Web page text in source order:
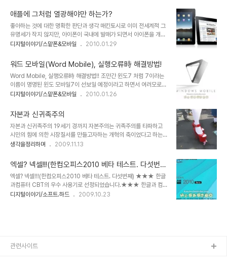
가 이방인과 패스트에서 역설하듯.....
concept demo"라는 제목으로 타블렛 컨셉 동영상을 공개하였습
니다. ▲ Google's tablet UI concept demo 조용히 공개가 되
었음에도 이미 조회수가 6만 건에 육박하고 있으니... 만일 애플처럼
공식화하고 언론플레이를 했다면 어떠했을까라는 생각도 문득 듭니
다. 물론 아이팻은 거의 완성된 상태고 구글이 공개한 것은 컨셉 수준
쨌든, 공..
애플에 그처럼 열광해야만 하는가?
좋아하는 것에 대한 명확한 판단과 생각 매킨토시로 이미 전세계적 그
유명세가 작지 않지만, 아이폰이 국내에 발매가 되면서 아이폰을 개발
하여 판매하는 기업 애플에 대한 관심 또한 더욱 높아졌습니다. 더우기
그 관심은 더욱 확대될 것은 예정된 사실이기도 합니다. ▲ 2010년 1
월 28일 공개된 애플의 타블렛 iPad 하지만, 좋다라고 하는 관심에
있어서 스스로 생각하고 여과된 판단이 아니라 분위기에 휩싸여 무조
건적으로 받아들이고 있는 것은 아닌가 하는 생각이 들기도 합니다. 이
에 대하여 언젠가 모튜님께서 쓰셨던 아이폰에 대한 포스트에서나 꼬
을 쓰고자 했었데, 마침 글을 ..
디지털이야기/스맡폰&모바일 2010.01.29
워드 모바일(Word Mobile), 실행오류時 해결방법!
Word Mobile, 실행오류時 해결방법!! 조만간 윈도7 처럼 7이라는
이름이 명명된 윈도 모바일7이 선보일 예정이라고 하면서 여러모로
개선된 모습일 것임을 MS가 시사하고 있긴 합니다만... 어느정도의 획
수 있을지 기대 아닌 기대를 가지고 있습니다. 워낙 윈도 모바일 6.5
까지 실망스러운 모습이었기에... ▲ 윈도 모바일 7의 로고로 알려진
이미지현재, 저의 옴냐에도 이 로고를 사용하고 있습니다. ^^ 현재 윈
도 모바일용 스마트폰 사용자들이 생각하는 윈도 모바일의 가장 큰 공
통된 문제인식 중 하나는 메모리 부족일 겁니다. MS가 데스크탑에서
그만큼 효과를 보았지만,..
디지털이야기/스맡폰&모바일 2010.01.26
자본과 신귀족주의
자본과 신귀족주의 19세기 경까지 자본주의는 귀족주의를 타파하고
시민의 힘에 의한 시장질서를 만들고자하는 개혁의 축이었다고 하는
데... 자본은 또다른 힘의 부조리로 변질되고 있음을 우리의 현실은 보
현상이고, 이야기 일지는 모르겠으나, 지금 우리들이 살아가고 있는
21세기는 재벌과 권력의 유착이라는 혼맥지도
(http://blog.naver.com/hyoungwk?
Redirect=Log&logNo=10018230331)를 거론하지 않더라도
새로운 귀족이 형성되어 있으며, 또한 그에 따르는 생존을 갈구해야만
생각을정리하며 2009.11.13
엑셀? 넥셀!!!(한컴오피스2010 베타 테스트. 다섯번
째)
엑셀? 넥셀!!!(한컴오피스2010 베타 테스트. 다섯번째) ★★★ 한글
과컴퓨터 CBT의 우수 사용기로 선정되었습니다.★★★ 한글과 컴
퓨터에서 제시한 필수미션은 5번의 글 또는 1번의 UCC동영상을 베
족한 건 어쩔 수 없다 생각입니다. 어제까지 4차례에 걸쳐 한컴오피스
디지털이야기/소프트.하드 2009.10.23
관련사이트